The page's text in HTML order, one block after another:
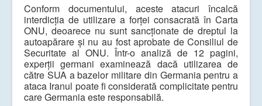
Conform documentului, aceste atacuri încalcă
interdicția de utilizare a forței consacrată în Carta
ONU, deoarece nu sunt sancționate de dreptul la
autoapărare și nu au fost aprobate de Consiliul de
Securitate al ONU. Într-o analiză de 12 pagini,
experții germani examinează dacă utilizarea de
către SUA a bazelor militare din Germania pentru a
ataca Iranul poate fi considerată complicitate pentru
care Germania este responsabilă.